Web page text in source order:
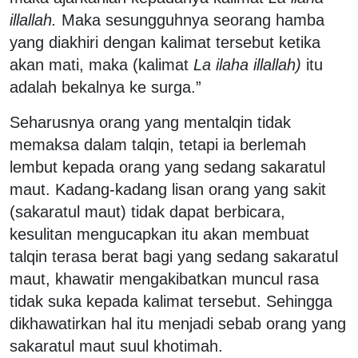
illallah. Maka sesungguhnya seorang hamba
yang diakhiri dengan kalimat tersebut ketika
akan mati, maka (kalimat La ilaha illallah) itu
adalah bekalnya ke surga.”
Seharusnya orang yang mentalqin tidak
memaksa dalam talqin, tetapi ia berlemah
lembut kepada orang yang sedang sakaratul
maut. Kadang-kadang lisan orang yang sakit
(sakaratul maut) tidak dapat berbicara,
kesulitan mengucapkan itu akan membuat
talqin terasa berat bagi yang sedang sakaratul
maut, khawatir mengakibatkan muncul rasa
tidak suka kepada kalimat tersebut. Sehingga
dikhawatirkan hal itu menjadi sebab orang yang
sakaratul maut suul khotimah.